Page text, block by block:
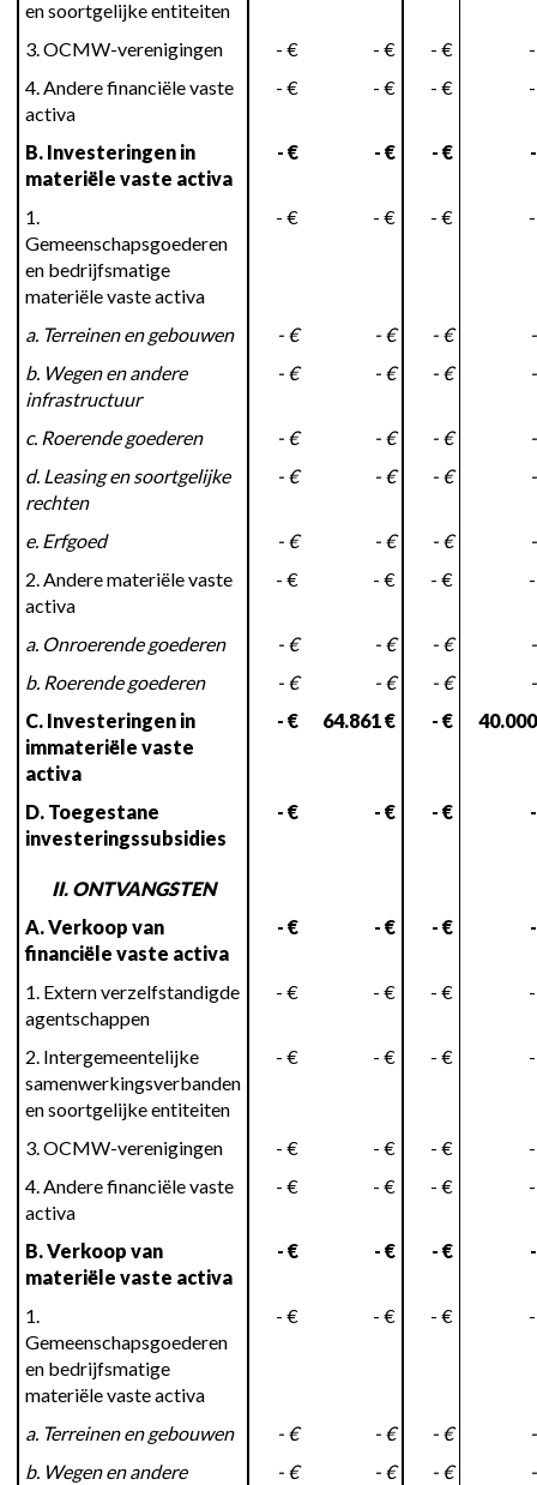
en soortgelijke entiteiten
3. OCMW-verenigingen - € - € - €
4. Andere financiële vaste
activa
- € - € - €
B. Investeringen in
materiële vaste activa
- € - € - €
1.
Gemeenschapsgoederen
en bedrijfsmatige
materiële vaste activa
- € - € - €
a. Terreinen en gebouwen - € - € - €
b. Wegen en andere
infrastructuur
- € - € - €
c. Roerende goederen - € - € - €
d. Leasing en soortgelijke
rechten
- € - € - €
e. Erfgoed - € - € - €
2. Andere materiële vaste
activa
- € - € - €
a. Onroerende goederen - € - € - €
b. Roerende goederen
- € - € - €
C. Investeringen in
immateriële vaste
activa
- € 64.861 € - €
D. Toegestane
investeringssubsidies
- € - € - €
II. ONTVANGSTEN
A. Verkoop van
financiële vaste activa
- € - € - €
1. Extern verzelfstandigde
agentschappen
- € - € - €
2. Intergemeentelijke
samenwerkingsverbanden
en soortgelijke entiteiten
- € - € - €
3. OCMW-verenigingen - € - € - €
4. Andere financiële vaste
activa
- € - € - €
B. Verkoop van
materiële vaste activa
- € - € - €
1.
Gemeenschapsgoederen
en bedrijfsmatige
materiële vaste activa
- € - € - €
a. Terreinen en gebouwen - € - € - €
b. Wegen en andere
- € - € - €